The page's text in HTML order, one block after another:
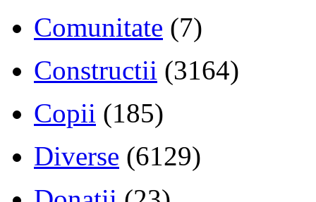
Comunitate (7)
Constructii (3164)
Copii (185)
Diverse (6129)